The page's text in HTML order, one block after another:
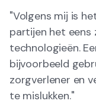
"Volgens mij is
partijen het eens
technologieën.
bijvoorbeeld
zorgverlener en
te mislukken."